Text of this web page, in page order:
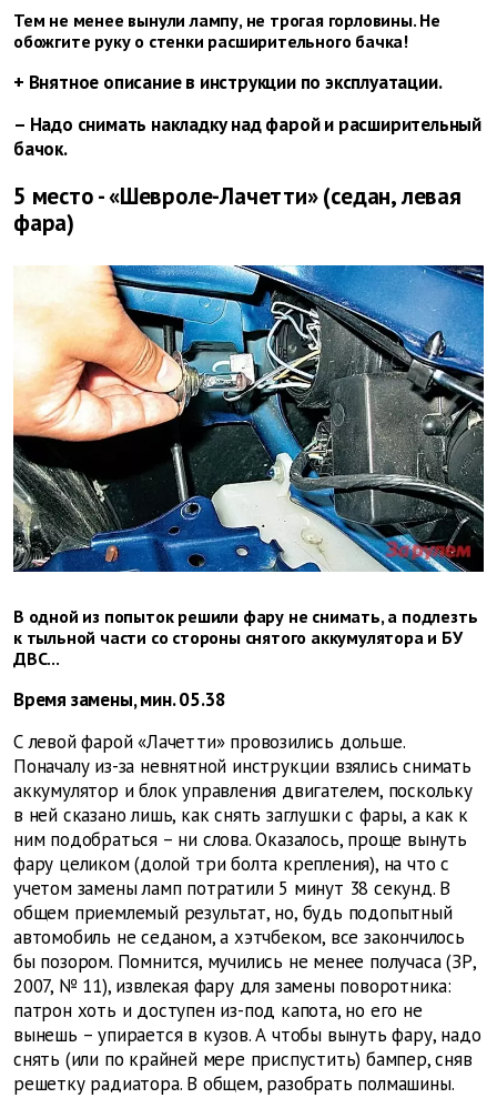
Тем не менее вынули лампу, не трогая горловины. Не
обожгите руку о стенки расширительного бачка!
+ Внятное описание в инструкции по эксплуатации.
– Надо снимать накладку над фарой и расширительный
бачок.
5 место - «Шевроле-Лачетти» (седан, левая
фара)
В одной из попыток решили фару не снимать, а подлезть
к тыльной части со стороны снятого аккумулятора и БУ
ДВС...
Время замены, мин. 05.38
С левой фарой «Лачетти» провозились дольше.
Поначалу из-за невнятной инструкции взялись снимать
аккумулятор и блок управления двигателем, поскольку
в ней сказано лишь, как снять заглушки с фары, а как к
ним подобраться – ни слова. Оказалось, проще вынуть
фару целиком (долой три болта крепления), на что с
учетом замены ламп потратили 5 минут 38 секунд. В
общем приемлемый результат, но, будь подопытный
автомобиль не седаном, а хэтчбеком, все закончилось
бы позором. Помнится, мучились не менее получаса (ЗР,
2007, № 11), извлекая фару для замены поворотника:
патрон хоть и доступен из-под капота, но его не
вынешь – упирается в кузов. А чтобы вынуть фару, надо
снять (или по крайней мере приспустить) бампер, сняв
решетку радиатора. В общем, разобрать полмашины.